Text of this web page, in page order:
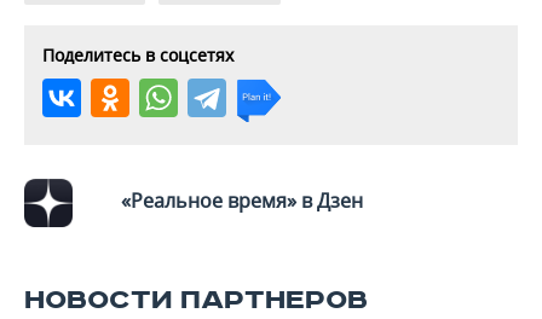
Поделитесь в соцсетях
«Реальное время» в Дзен
НОВОСТИ ПАРТНЕРОВ